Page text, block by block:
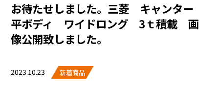
お待たせしました。三菱 キャンター
平ボディ ワイドロング 3ｔ積載 画
像公開致しました。
2023.10.23 新着商品